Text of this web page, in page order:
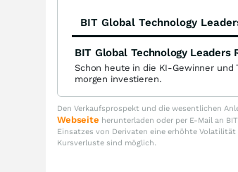
BIT Global Technology
BIT Global Technology Leaders
Schon heute in die KI-Gewinner und
morgen investieren.
Den Verkaufsprospekt und die wesentlichen
Webseite herunterladen oder per E-Mail an
Einsatzes von Derivaten eine erhöhte
Kursverluste sind möglich.